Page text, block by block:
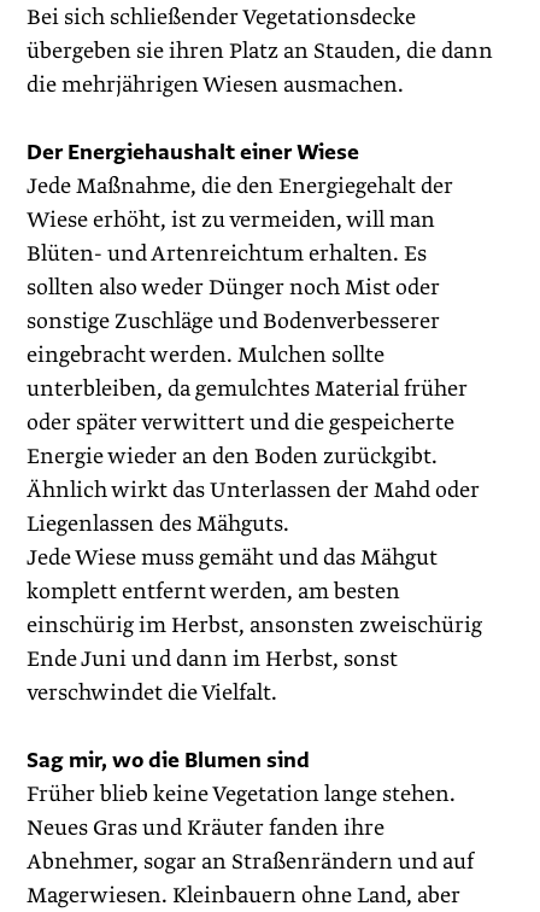
Bei sich schließender Vegetationsdecke
übergeben sie ihren Platz an Stauden, die dann
die mehrjährigen Wiesen ausmachen.
Der Energiehaushalt einer Wiese
Jede Maßnahme, die den Energiegehalt der
Wiese erhöht, ist zu vermeiden, will man
Blüten- und Artenreichtum erhalten. Es
sollten also weder Dünger noch Mist oder
sonstige Zuschläge und Bodenverbesserer
eingebracht werden. Mulchen sollte
unterbleiben, da gemulchtes Material früher
oder später verwittert und die gespeicherte
Energie wieder an den Boden zurückgibt.
Ähnlich wirkt das Unterlassen der Mahd oder
Liegenlassen des Mähguts.
Jede Wiese muss gemäht und das Mähgut
komplett entfernt werden, am besten
einschürig im Herbst, ansonsten zweischürig
Ende Juni und dann im Herbst, sonst
verschwindet die Vielfalt.
Sag mir, wo die Blumen sind
Früher blieb keine Vegetation lange stehen.
Neues Gras und Kräuter fanden ihre
Abnehmer, sogar an Straßenrändern und auf
Magerwiesen. Kleinbauern ohne Land, aber